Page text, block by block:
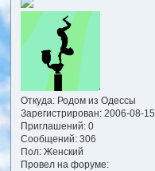
Откуда:Родом из Одессы
Зарегистрирован: 2006-08-15
Приглашений:0
Сообщений:306
Пол:Женский
Провел на форуме: